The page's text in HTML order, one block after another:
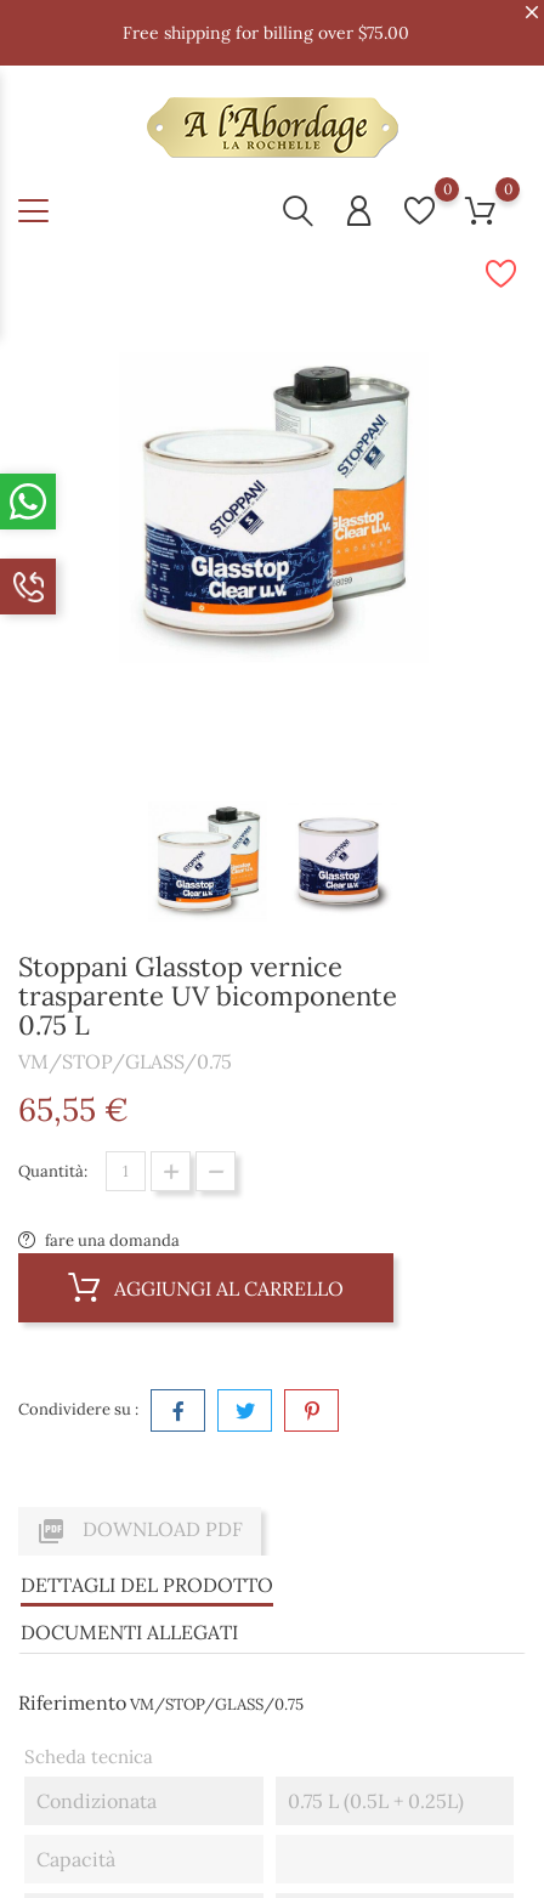
Free shipping for billing over $75.00
0 0
Stoppani Glasstop vernice
trasparente UV bicomponente
0.75 L
VM/STOP/GLASS/0.75
65,55 €
Quantità:
fare una domanda
AGGIUNGI AL CARRELLO
Condividere su :
 DOWNLOAD PDF
DETTAGLI DEL PRODOTTO
DOCUMENTI ALLEGATI
RiferimentoVM/STOP/GLASS/0.75
Scheda tecnica
Condizionata 0.75 L (0.5L + 0.25L)
Capacità